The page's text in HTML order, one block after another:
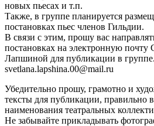
новых пьесах и т.п.
Также, в группе планируется
постановках пьес членов Гильдии.
В связи с этим, прошу вас
постановках на электронную
Лапшиной для публикации в группе.
svetlana.lapshina.00@mail.ru
Убедительно прошу, грамотно и
тексты для публикации, правильно
наименования театральных
Не забывайте прикладывать